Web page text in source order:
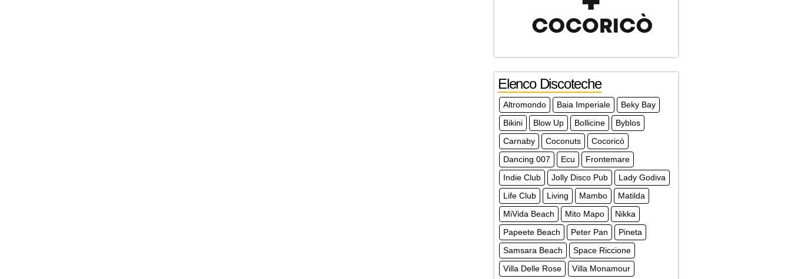
Elenco Discoteche
Altromondo Baia Imperiale
Beky Bay
Bikini
Blow Up Bollicine
Byblos
Carnaby
Coconuts
Cocoricò
Dancing 007
Ecu
Frontemare
Indie Club
Jolly Disco Pub
Lady Godiva
Life Club
Living Mambo
Matilda
MiVida Beach
Mito Mapo
Nikka
Papeete Beach
Peter Pan
Pineta
Samsara Beach
Space Riccione
Villa Delle Rose
Villa Monamour